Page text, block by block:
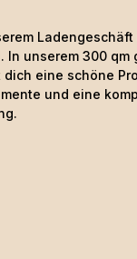
In unserem 300 qm
dich eine schöne
und eine